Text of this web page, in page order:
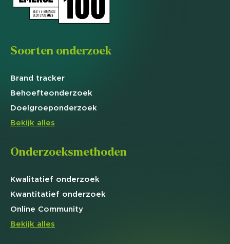
Soorten onderzoek
Brand tracker
Behoefteonderzoek
Doelgroeponderzoek
Bekijk alles
Onderzoeksmethoden
Kwalitatief onderzoek
Kwantitatief onderzoek
Online Community
Bekijk alles